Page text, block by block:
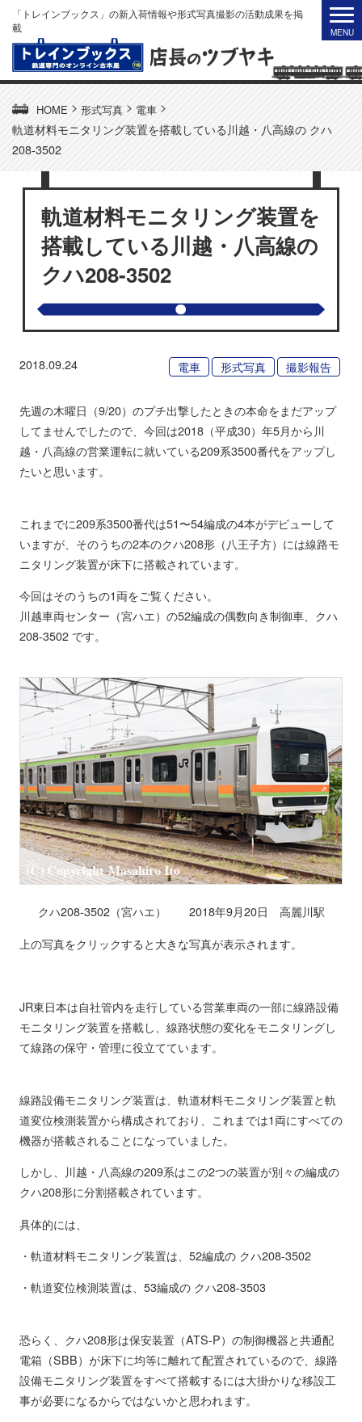
「トレインブックス」の新入荷情報や形式写真撮影の活動成果を掲
載
HOME > 形式写真 > 電車 >
軌道材料モニタリング装置を搭載している川越・八高線の クハ
208-3502
軌道材料モニタリング装置を
搭載している川越・八高線の
クハ208-3502
2018.09.24 電車 形式写真 撮影報告
先週の木曜日（9/20）のプチ出撃したときの本命をまだアップ
してませんでしたので、今回は2018（平成30）年5月から川
越・八高線の営業運転に就いている209系3500番代をアップし
たいと思います。
これまでに209系3500番代は51〜54編成の4本がデビューして
いますが、そのうちの2本のクハ208形（八王子方）には線路モ
ニタリング装置が床下に搭載されています。
今回はそのうちの1両をご覧ください。
川越車両センター（宮ハエ）の52編成の偶数向き制御車、クハ
208-3502 です。
クハ208-3502（宮ハエ） 2018年9月20日 高麗川駅
上の写真をクリックすると大きな写真が表示されます。
JR東日本は自社管内を走行している営業車両の一部に線路設備
モニタリング装置を搭載し、線路状態の変化をモニタリングし
て線路の保守・管理に役立てています。
線路設備モニタリング装置は、軌道材料モニタリング装置と軌
道変位検測装置から構成されており、これまでは1両にすべての
機器が搭載されることになっていました。
しかし、川越・八高線の209系はこの2つの装置が別々の編成の
クハ208形に分割搭載されています。
具体的には、
・軌道材料モニタリング装置は、52編成の クハ208-3502
・軌道変位検測装置は、53編成の クハ208-3503
恐らく、クハ208形は保安装置（ATS-P）の制御機器と共通配
電箱（SBB）が床下に均等に離れて配置されているので、線路
設備モニタリング装置をすべて搭載するには大掛かりな移設工
事が必要になるからではないかと思われます。